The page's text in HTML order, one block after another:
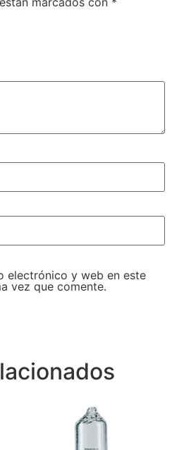
electrónico y web en este
vez que comente.